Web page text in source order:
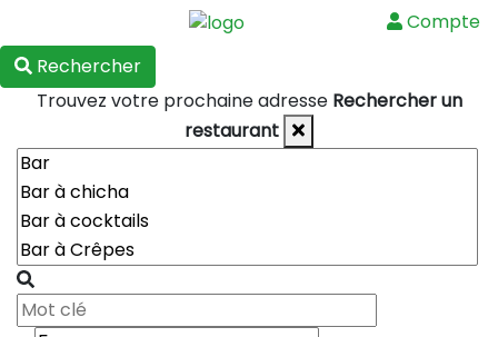
Compte
Rechercher
Trouvez votre prochaine adresse Rechercher un
restaurant